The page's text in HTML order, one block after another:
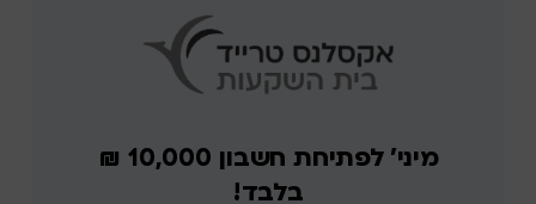
מיני' לפתיחת חשבון 10,000 ₪
בלבד!